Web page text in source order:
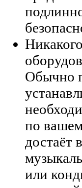
Обычно
по
достаёт
или